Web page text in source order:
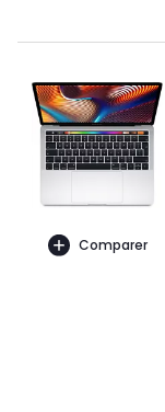
Comparer